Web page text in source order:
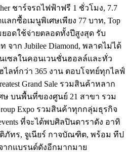
ชาร์จรถไฟฟ้าฟรี 1 ชั่วโมง, 7.7
กซื้อเมนูพิเศษเพียง 77 บาท, Top
ยอดใช้จ่ายตลอดทั้งปีสูงสุด รับ
าก Jubilee Diamond, พลาดไม่ได้
เซลในคอนเวนชั่นฮอลล์และทั่ว
ลท์กว่า 365 งาน ตอบโจทย์ทุกไลฟ์
Grand Sale รวมสินค้าหลาก
บนพื้นที่ของศูนย์ 21 สาขา รวม
Expo รวมสินค้าทุกกลุ่มธุรกิจ
ที่จะได้พบศิลปินดาราดัง อาทิ
ติภัทร, จูเนียร์ กาจบัณฑิต, พร้อม ทีป
จากแบรนด์ดังอีกมากมาย